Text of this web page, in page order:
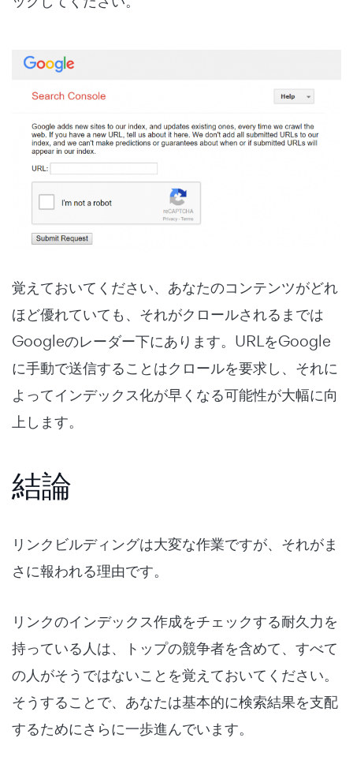
覚えておいてください、あなたのコンテンツがどれ
ほど優れていても、それがクロールされるまでは
Googleのレーダー下にあります。URLをGoogle
に手動で送信することはクロールを要求し、それに
よってインデックス化が早くなる可能性が大幅に向
上します。
結論
リンクビルディングは大変な作業ですが、それがま
さに報われる理由です。
リンクのインデックス作成をチェックする耐久力を
持っている人は、トップの競争者を含めて、すべて
の人がそうではないことを覚えておいてください。
そうすることで、あなたは基本的に検索結果を支配
するためにさらに一歩進んでいます。